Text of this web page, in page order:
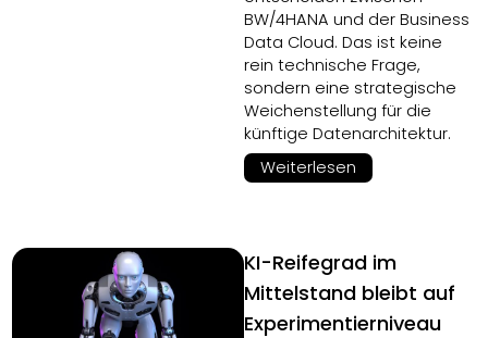
BW/4HANA und der Business
Data Cloud. Das ist keine
rein technische Frage,
sondern eine strategische
Weichenstellung für die
künftige Datenarchitektur.
Weiterlesen
KI-Reifegrad im
Mittelstand bleibt auf
Experimentierniveau